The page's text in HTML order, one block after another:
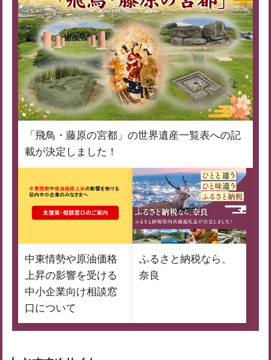
「飛鳥・藤原の宮都」の世界遺産一覧表への記
載が決定しました！
中東情勢や原油価格
上昇の影響を受ける
中小企業向け相談窓
口について
ふるさと納税なら、
奈良